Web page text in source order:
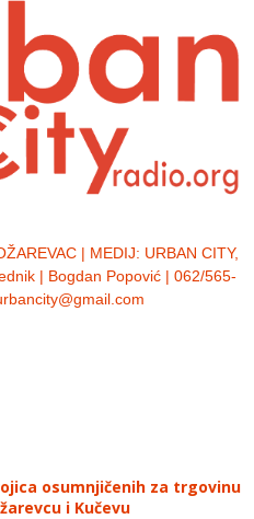
| MEDIJ: URBAN CITY,
| Bogdan Popović | 062/565-
osumnjičenih za trgovinu
i Kučevu